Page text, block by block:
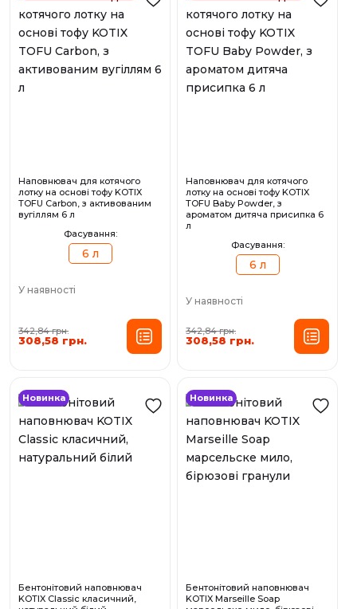
Наповнювач для котячого
лотку на основі тофу KOTIX
TOFU Carbon, з активованим
вугіллям 6 л
Фасування:
6 л
У наявності
342,84 грн.
308,58 грн.
Наповнювач для котячого
лотку на основі тофу KOTIX
TOFU Baby Powder, з
ароматом дитяча присипка 6
л
Фасування:
6 л
У наявності
342,84 грн.
308,58 грн.
Новинка
Бентонітовий наповнювач
KOTIX Classic класичний,
Новинка
Бентонітовий наповнювач
KOTIX Marseille Soap